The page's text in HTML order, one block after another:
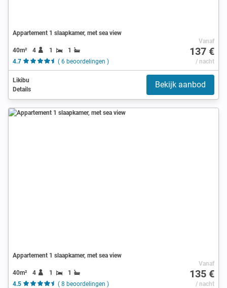
Appartement 1 slaapkamer, met sea view
40m² 4 1
1
4.7
( 6 beoordelingen )
Vanaf
137 €
/ nacht
Likibu
Details
Bekijk aanbod
Appartement 1 slaapkamer, met sea view
40m² 4 1
1
4.5
( 8 beoordelingen )
Vanaf
135 €
/ nacht